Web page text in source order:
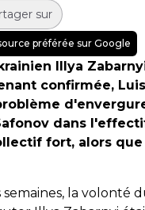
sur
préférée sur Google
Illya
confirmée,
dans
fort, alors que
la volonté